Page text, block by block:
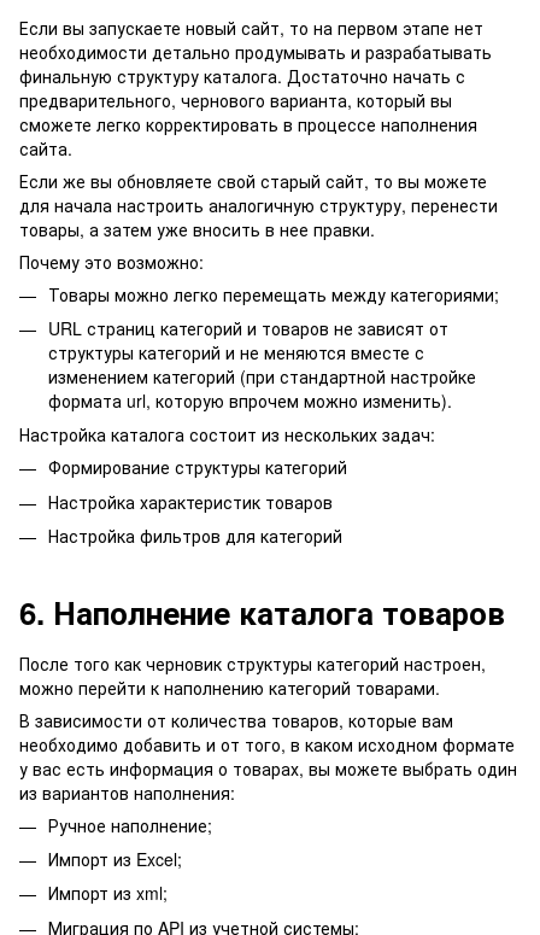
Если вы запускаете новый сайт, то на первом этапе нет
необходимости детально продумывать и разрабатывать
финальную структуру каталога. Достаточно начать с
предварительного, чернового варианта, который вы
сможете легко корректировать в процессе наполнения
сайта.
Если же вы обновляете свой старый сайт, то вы можете
для начала настроить аналогичную структуру, перенести
товары, а затем уже вносить в нее правки.
Почему это возможно:
Товары можно легко перемещать между категориями;
URL страниц категорий и товаров не зависят от
структуры категорий и не меняются вместе с
изменением категорий (при стандартной настройке
формата url, которую впрочем можно изменить).
Настройка каталога состоит из нескольких задач:
Формирование структуры категорий
Настройка характеристик товаров
Настройка фильтров для категорий
6. Наполнение каталога товаров
После того как черновик структуры категорий настроен,
можно перейти к наполнению категорий товарами.
В зависимости от количества товаров, которые вам
необходимо добавить и от того, в каком исходном формате
у вас есть информация о товарах, вы можете выбрать один
из вариантов наполнения:
Ручное наполнение;
Импорт из Excel;
Импорт из xml;
Миграция по API из учетной системы;